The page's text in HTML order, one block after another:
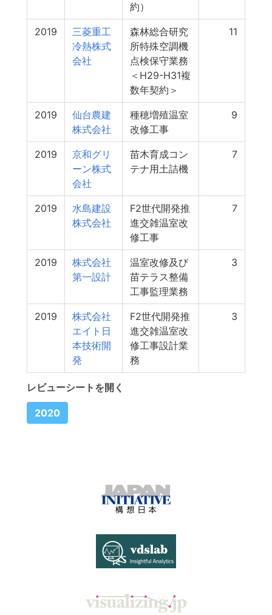
約）
2019
三菱重工
冷熱株式
会社
森林総合研究
所特殊空調機
点検保守業務
＜H29-H31複
数年契約＞
11
2019
仙台農建
株式会社
種穂増殖温室
改修工事
9
2019
京和グリ
ーン株式
会社
苗木育成コン
テナ用土詰機
7
2019
水島建設
株式会社
F2世代開発推
進交雑温室改
修工事
7
2019
株式会社
第一設計
温室改修及び
苗テラス整備
工事監理業務
3
2019
株式会社
エイト日
本技術開
発
F2世代開発推
進交雑温室改
修工事設計業
務
3
レビューシートを開く
2020